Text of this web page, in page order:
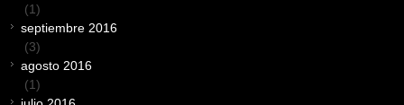
(1)
septiembre 2016
(3)
agosto 2016
(1)